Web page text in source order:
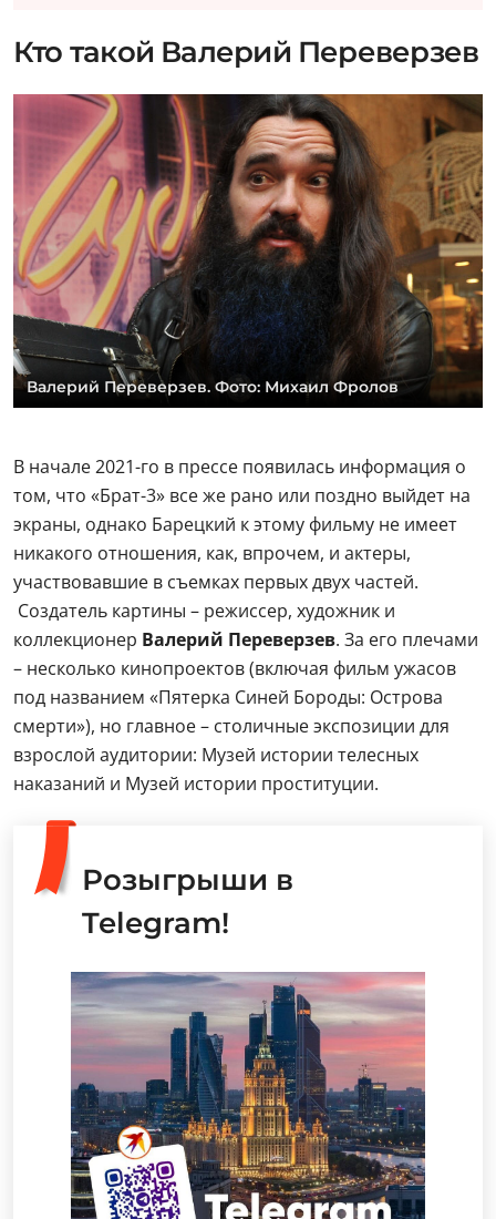
Кто такой Валерий Переверзев
Валерий Переверзев. Фото: Михаил Фролов
В начале 2021-го в прессе появилась информация о
том, что «Брат-3» все же рано или поздно выйдет на
экраны, однако Барецкий к этому фильму не имеет
никакого отношения, как, впрочем, и актеры,
участвовавшие в съемках первых двух частей.
Создатель картины – режиссер, художник и
коллекционер Валерий Переверзев. За его плечами
– несколько кинопроектов (включая фильм ужасов
под названием «Пятерка Синей Бороды: Острова
смерти»), но главное – столичные экспозиции для
взрослой аудитории: Музей истории телесных
наказаний и Музей истории проституции.
Розыгрыши в
Telegram!